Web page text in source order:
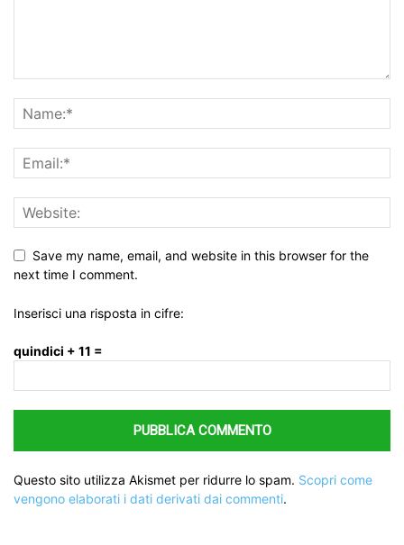
Save my name, email, and website in this browser for the
next time I comment.
Inserisci una risposta in cifre:
quindici + 11 =
Questo sito utilizza Akismet per ridurre lo spam. Scopri come
vengono elaborati i dati derivati dai commenti.